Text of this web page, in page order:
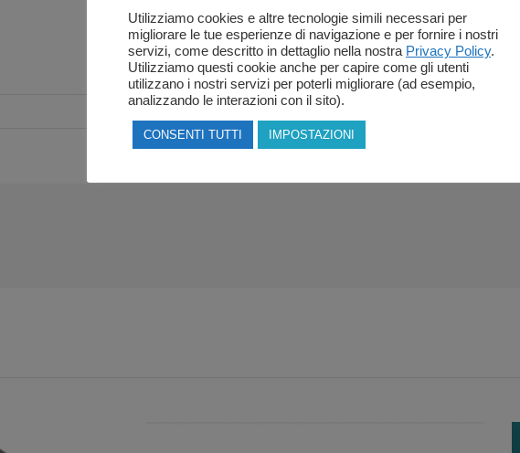
Utilizziamo cookies e altre tecnologie simili necessari per
migliorare le tue esperienze di navigazione e per fornire i nostri
servizi, come descritto in dettaglio nella nostra Privacy Policy.
Utilizziamo questi cookie anche per capire come gli utenti
utilizzano i nostri servizi per poterli migliorare (ad esempio,
analizzando le interazioni con il sito).
CONSENTI TUTTI IMPOSTAZIONI